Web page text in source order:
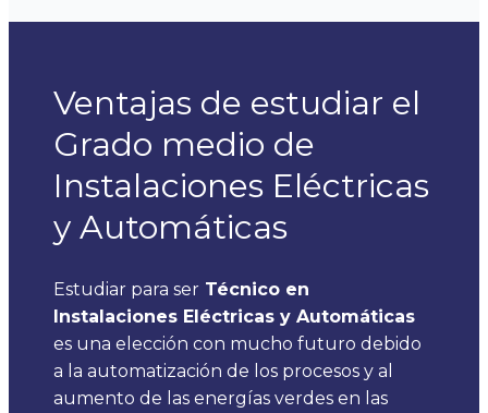
Ventajas de estudiar el
Grado medio de
Instalaciones Eléctricas
y Automáticas
Estudiar para ser Técnico en
Instalaciones Eléctricas y Automáticas
es una elección con mucho futuro debido
a la automatización de los procesos y al
aumento de las energías verdes en las